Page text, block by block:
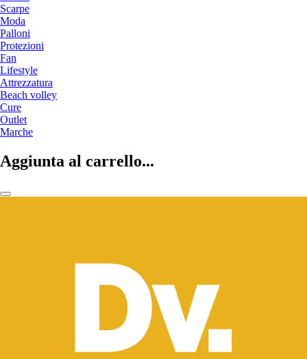
Scarpe
Moda
Palloni
Protezioni
Fan
Lifestyle
Attrezzatura
Beach volley
Cure
Outlet
Marche
Aggiunta al carrello...